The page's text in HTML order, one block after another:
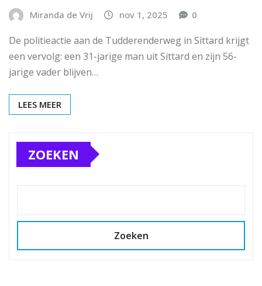
Miranda de Vrij nov 1, 2025 0
De politieactie aan de Tudderenderweg in Sittard krijgt
een vervolg: een 31-jarige man uit Sittard en zijn 56-
jarige vader blijven…
LEES MEER
ZOEKEN
Zoeken